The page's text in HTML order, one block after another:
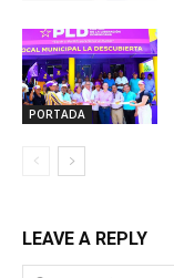
PORTADA
LEAVE A REPLY